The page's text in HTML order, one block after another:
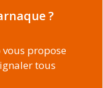
?
propose
tous